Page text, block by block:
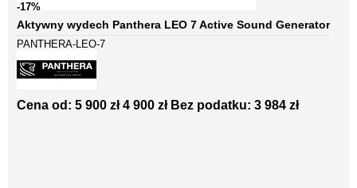
-17%
Aktywny wydech Panthera LEO 7 Active Sound Generator
PANTHERA-LEO-7
Cena od: 5 900 zł 4 900 zł Bez podatku: 3 984 zł